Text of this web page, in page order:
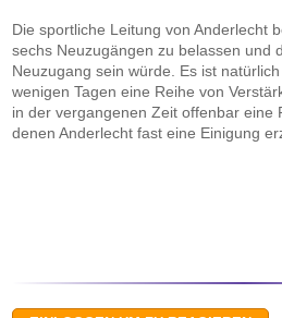
Die sportliche Leitung von Anderlecht
sechs Neuzugängen zu belassen und
Neuzugang sein würde. Es ist
wenigen Tagen eine Reihe von
in der vergangenen Zeit offenbar eine
denen Anderlecht fast eine Einigung